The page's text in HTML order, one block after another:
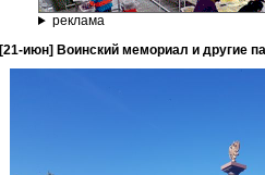
реклама
[21-июн] Воинский мемориал и другие